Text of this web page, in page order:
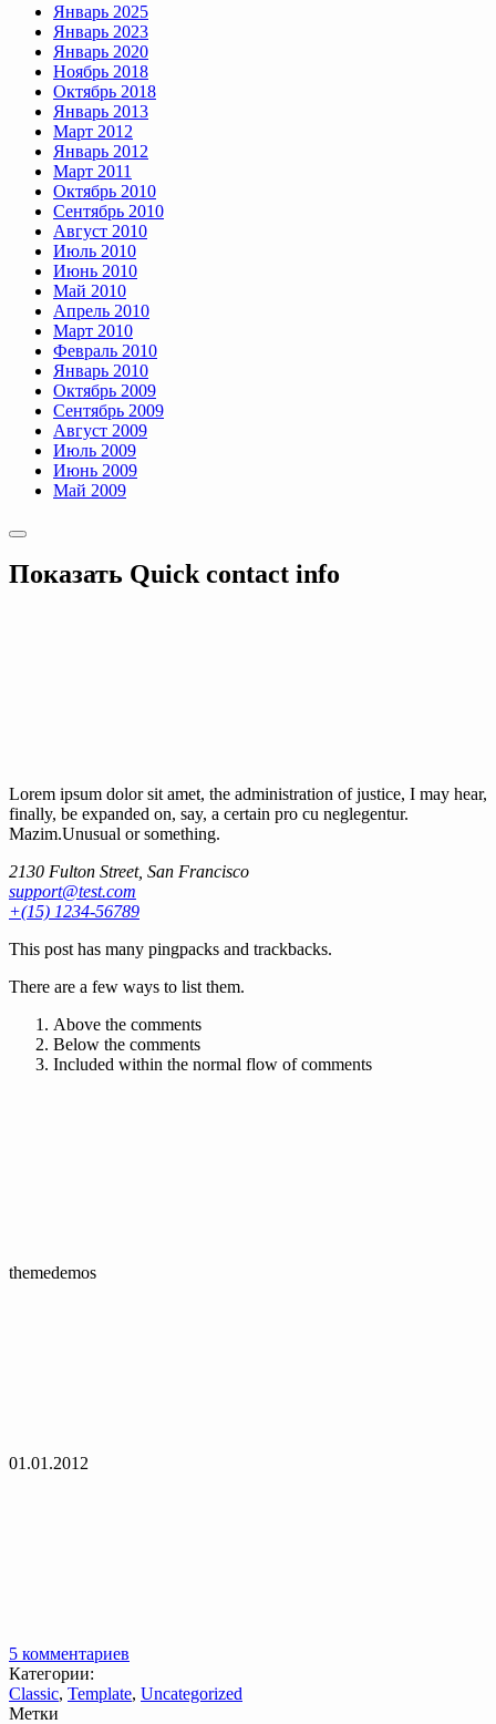
Январь 2025
Январь 2023
Январь 2020
Ноябрь 2018
Октябрь 2018
Январь 2013
Март 2012
Январь 2012
Март 2011
Октябрь 2010
Сентябрь 2010
Август 2010
Июль 2010
Июнь 2010
Май 2010
Апрель 2010
Март 2010
Февраль 2010
Январь 2010
Октябрь 2009
Сентябрь 2009
Август 2009
Июль 2009
Июнь 2009
Май 2009
Показать Quick contact info
Lorem ipsum dolor sit amet, the administration of justice, I may hear,
finally, be expanded on, say, a certain pro cu neglegentur.
Mazim.Unusual or something.
2130 Fulton Street, San Francisco
support@test.com
+(15) 1234-56789
This post has many pingpacks and trackbacks.
There are a few ways to list them.
Above the comments
Below the comments
Included within the normal flow of comments
themedemos
01.01.2012
5 комментариев
Категории:
Classic, Template, Uncategorized
Метки